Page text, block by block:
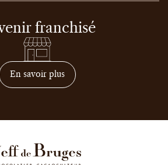
franchisé
En savoir plussur comment devenir